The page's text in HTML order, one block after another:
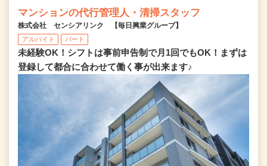
マンションの代行管理人・清掃スタッフ
株式会社 センシアリンク 【毎日興業グループ】
アルバイト パート
未経験OK！シフトは事前申告制で月1回でもOK！まずは
登録して都合に合わせて働く事が出来ます♪